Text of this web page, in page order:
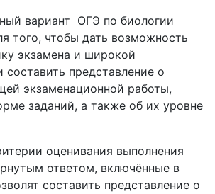
вариант ОГЭ по биологии
того, чтобы дать возможность
экзамена и широкой
составить представление о
экзаменационной работы,
заданий, а также об их уровне
оценивания выполнения
ответом, включённые в
составить представление о